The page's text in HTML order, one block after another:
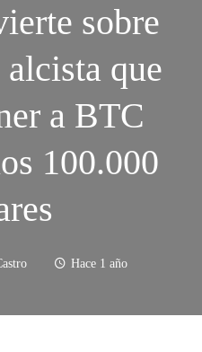
sobre
que
a BTC
100.000
Hace 1 año